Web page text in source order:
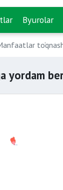
Byurolar
yordam